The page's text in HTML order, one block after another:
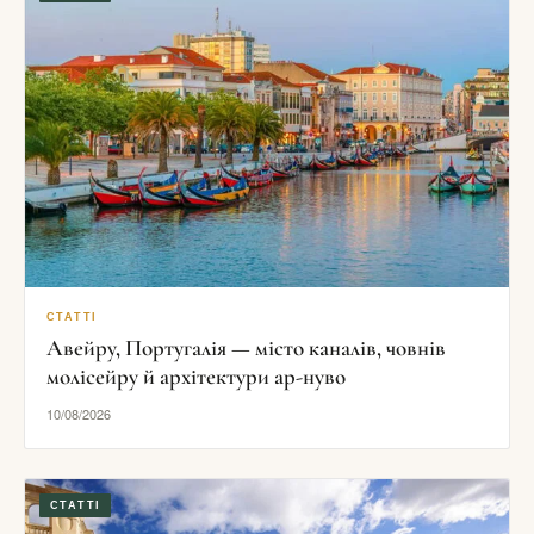
СТАТТІ
Авейру, Португалія — місто каналів, човнів
молісейру й архітектури ар-нуво
10/08/2026
СТАТТІ